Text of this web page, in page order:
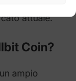
attuale.
Coin?
ampio